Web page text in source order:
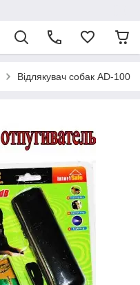
Відлякувач собак AD-100